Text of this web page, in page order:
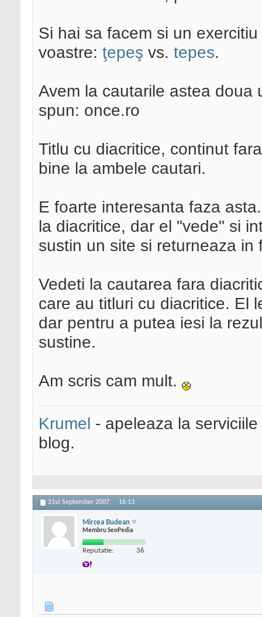
Si hai sa facem si un
voastre: ţepeş vs. tepes.
Avem la cautarile astea doua
spun: once.ro
Titlu cu diacritice, continut
bine la ambele cautari.
E foarte interesanta faza
la diacritice, dar el "vede" si
sustin un site si returneaza in
Vedeti la cautarea fara
care au titluri cu diacritice. El
dar pentru a putea iesi la
sustine.
Am scris cam mult.
Krumel - apeleaza la
blog.
21st September 2007, 16:13
Mircea Budean
Membru SeoPedia
Reputatie: 36